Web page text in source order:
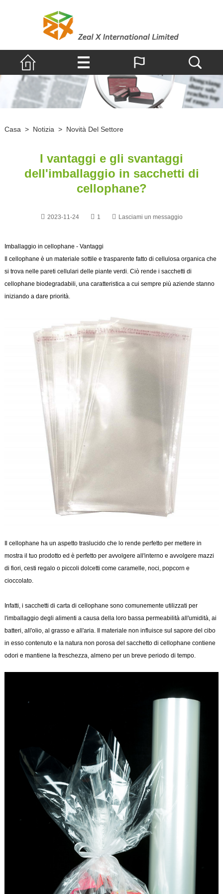
Casa > Notizia > Novità Del Settore
I vantaggi e gli svantaggi
dell'imballaggio in sacchetti di
cellophane?
2023-11-24 1 Lasciami un messaggio
Imballaggio in cellophane - Vantaggi
Il cellophane è un materiale sottile e trasparente fatto di cellulosa organica che
si trova nelle pareti cellulari delle piante verdi. Ciò rende i sacchetti di
cellophane biodegradabili, una caratteristica a cui sempre più aziende stanno
iniziando a dare priorità.
Il cellophane ha un aspetto traslucido che lo rende perfetto per mettere in
mostra il tuo prodotto ed è perfetto per avvolgere all'interno e avvolgere mazzi
di fiori, cesti regalo o piccoli dolcetti come caramelle, noci, popcorn e
cioccolato.
Infatti, i sacchetti di carta di cellophane sono comunemente utilizzati per
l'imballaggio degli alimenti a causa della loro bassa permeabilità all'umidità, ai
batteri, all'olio, al grasso e all'aria. Il materiale non influisce sul sapore del cibo
in esso contenuto e la natura non porosa del sacchetto di cellophane contiene
odori e mantiene la freschezza, almeno per un breve periodo di tempo.